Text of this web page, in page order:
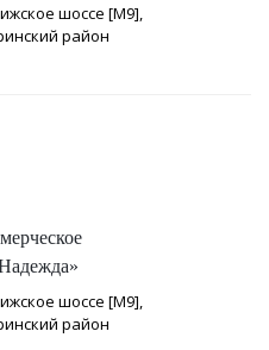
шоссе [М9],
район
шоссе [М9],
район